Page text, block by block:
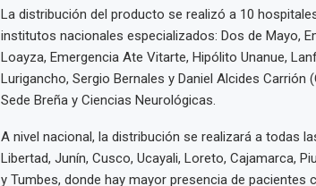
La distribución del producto se realizó a 10
institutos nacionales especializados: Dos de Mayo,
Loayza, Emergencia Ate Vitarte, Hipólito Unanue,
Lurigancho, Sergio Bernales y Daniel Alcides
Sede Breña y Ciencias Neurológicas.
A nivel nacional, la distribución se realizará a todas
Libertad, Junín, Cusco, Ucayali, Loreto, Cajamarca,
y Tumbes, donde hay mayor presencia de pacientes